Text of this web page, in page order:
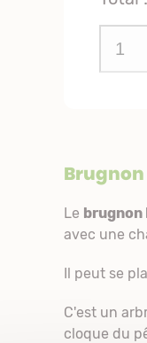
Le brugnon
avec une
Il peut se
C'est un
cloque du